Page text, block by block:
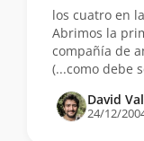
los cuatro en
Abrimos la
compañía de
(...como debe
David
24/12/